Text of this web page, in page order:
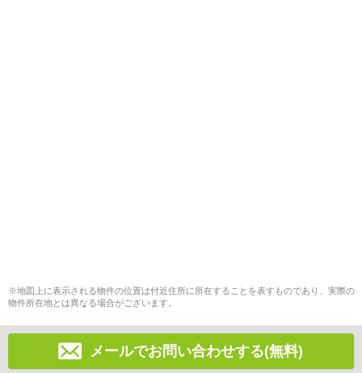
※地図上に表示される物件の位置は付近住所に所在することを表すものであり、実際の
物件所在地とは異なる場合がございます。
メールでお問い合わせする(無料)